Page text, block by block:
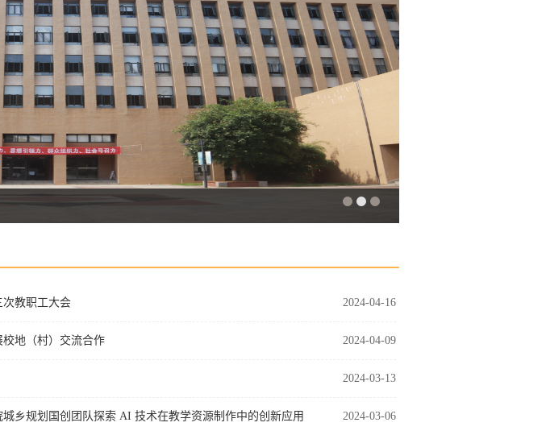
2024-04-16
次教职工大会
2024-04-09
地（村）交流合作
2024-03-13
2024-03-06
乡规划国创团队探索 AI 技术在教学资源制作中的创新应用